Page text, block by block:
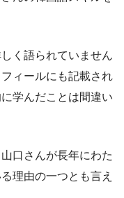
く語られていません
ィールにも記載され
学んだことは間違い
口さんが長年にわた
理由の一つとも言え